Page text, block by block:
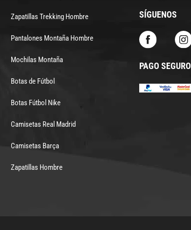
Zapatillas Trekking Hombre
Pantalones Montaña Hombre
Mochilas Montaña
Botas de Fútbol
Botas Fútbol Nike
Camisetas Real Madrid
Camisetas Barça
Zapatillas Hombre
SÍGUENOS
PAGO SEGURO